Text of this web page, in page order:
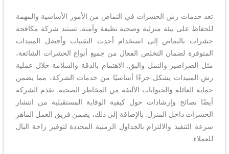
تعد خدمات رش الحشرات في النماص من الأمور الأساسية والمهمة
للحفاظ على بيئة منزلية وصحية نظيفة وآمنة. تستند شركة مكافحة
حشرات بالنماص إلى استخدام أحدث التقنيات وأفضل المبيدات
المتوفرة لضمان التخلص الفعال من جميع أنواع الحشرات الشائعة،
مثل الصراصير والنمل والبق. الاهتمام بالدقة والسلامة خلال عملية
رش المبيدات يشكل جزءًا أساسيًا من خدمات الشركة، مما يضمن
حماية العائلة والحيوانات الأليفة من المخاطر الصحية. تقدم الشركة
أيضًا نصائح وإرشادات حول كيفية الوقاية المستقبلية من انتشار
الحشرات داخل المنزل. بالإضافة إلى ذلك، يضمن فريق العمل الماهر
سرعة التنفيذ والالتزام بالجداول الزمنية المحددة لتوفير راحة البال
للعملاء.